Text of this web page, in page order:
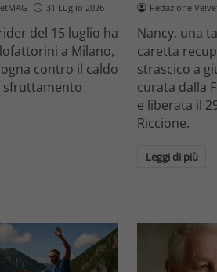
31 Luglio 2026
del 15 luglio ha
a Milano,
contro il caldo
sfruttamento
Redazione
Nancy, una
caretta
strascico a
curata dalla
e liberata il
Riccione.
Leggi di più